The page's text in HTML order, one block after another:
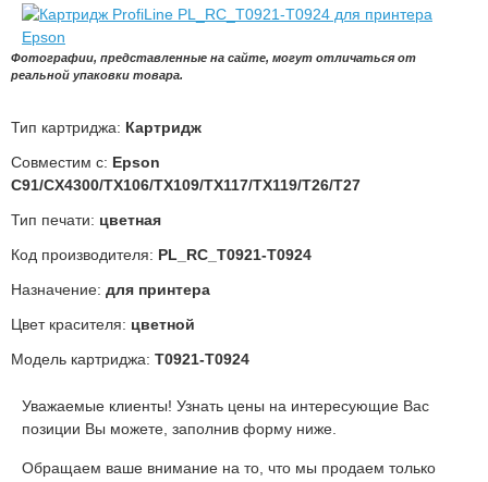
Фотографии, представленные на сайте, могут отличаться от
реальной упаковки товара.
Тип картриджа: Картридж
Совместим с: Epson
C91/CX4300/TX106/TX109/TX117/TX119/T26/T27
Тип печати: цветная
Код производителя: PL_RC_T0921-T0924
Назначение: для принтера
Цвет красителя: цветной
Модель картриджа: T0921-T0924
Уважаемые клиенты! Узнать цены на интересующие Вас
позиции Вы можете, заполнив форму ниже.
Обращаем ваше внимание на то, что мы продаем только